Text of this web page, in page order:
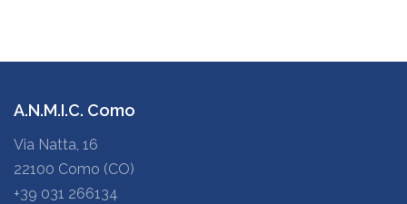
A.N.M.I.C. Como
Via Natta, 16
22100 Como (CO)
+39 031 266134